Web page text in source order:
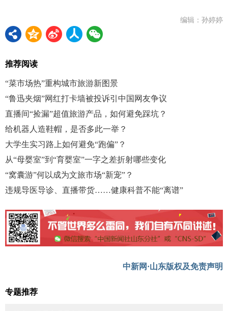
编辑：孙婷婷
推荐阅读
“菜市场热”重构城市旅游新图景
“鲁迅夹烟”网红打卡墙被投诉引中国网友争议
直播间“捡漏”超值旅游产品，如何避免踩坑？
给机器人造鞋帽，是否多此一举？
大学生实习路上如何避免“跑偏”？
从“母婴室”到“育婴室”一字之差折射哪些变化
“窝囊游”何以成为文旅市场“新宠”？
违规导医导诊、直播带货……健康科普不能“离谱”
中新网·山东版权及免责声明
专题推荐